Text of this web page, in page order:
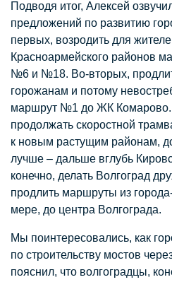
Подводя итог, Алексей
предложений по развитию
первых, возродить для
Красноармейского районов
№6 и №18. Во-вторых,
горожанам и потому
маршрут №1 до ЖК Комарово.
продолжать скоростной
к новым растущим районам,
лучше – дальше вглубь
конечно, делать Волгоград
продлить маршруты из
мере, до центра Волгограда.
Мы поинтересовались, как
по строительству мостов
пояснил, что волгоградцы,